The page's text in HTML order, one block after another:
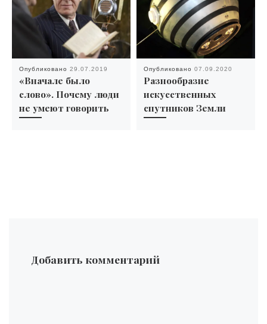
Опубликовано 29.07.2019
«Вначале было
слово». Почему люди
не умеют говорить
Опубликовано 07.09.2020
Разнообразие
искусственных
спутников Земли
Добавить комментарий